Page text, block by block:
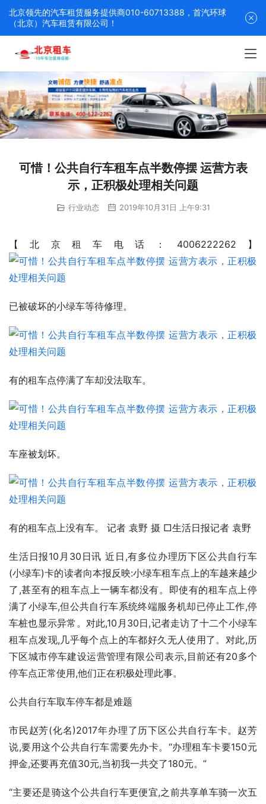
可惜！公共自行车租车点半数停摆 运营方表
示，正积极处理相关问题
行业动态 2019年10月31日 上午9:31
【北京租车电话：4006222262】
已被破坏的小绿车等待修理。
有的租车点停满了车却没法取车。
车座被划坏。
有的租车点上没有车。 记者 袁野 摄 □生活日报记者 袁野
生活日报10月30日讯 近日,有多位办理历下区公共自行车
(小绿车)卡的读者向本报反映:小绿车租车点上的车越来越少
了,甚至有的租车点上一辆车都没有。即使有的租车点上停
满了小绿车,但公共自行车系统终端服务机却已停止工作,停
车桩也显示异常。对此,10月30日,记者走访了十二个小绿车
租车点发现,几乎每个点上的车都好久无人使用了。对此,历
下区城市停车建设运营管理有限公司表示,目前还有20多个
停车点正常使用,他们正在积极处理此事。
公共自行车取车停车都是难题
市民赵芳(化名)2017年办理了历下区公共自行车卡。赵芳
说,要用这个公共自行车需要先办卡。“办理租车卡要150元
押金,还要再充值30元,当初我一共交了180元。”
“主要还是骑这个公共自行车更便宜,之前共享单车骑一次五
北京领先的汽车租赁服务提供商010-60713388，首汽环球
（北京）汽车租赁有限公司！